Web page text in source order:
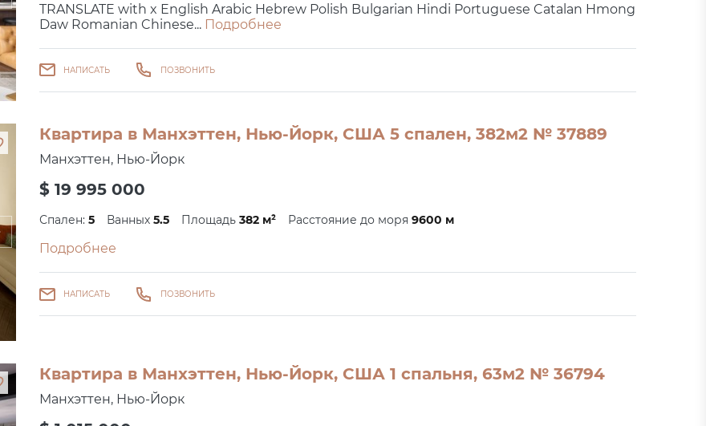
TRANSLATE with x English Arabic Hebrew Polish Bulgarian Hindi Portuguese Catalan Hmong
Daw Romanian Chinese... Подробнее
НАПИСАТЬ ПОЗВОНИТЬ
Квартира в Манхэттен, Нью-Йорк, США 5 спален, 382м2 № 37889
Манхэттен, Нью-Йорк
$ 19 995 000
Спален: 5 Ванных 5.5 Площадь 382 м² Расстояние до моря 9600 м
Подробнее
НАПИСАТЬ ПОЗВОНИТЬ
Квартира в Манхэттен, Нью-Йорк, США 1 спальня, 63м2 № 36794
Манхэттен, Нью-Йорк